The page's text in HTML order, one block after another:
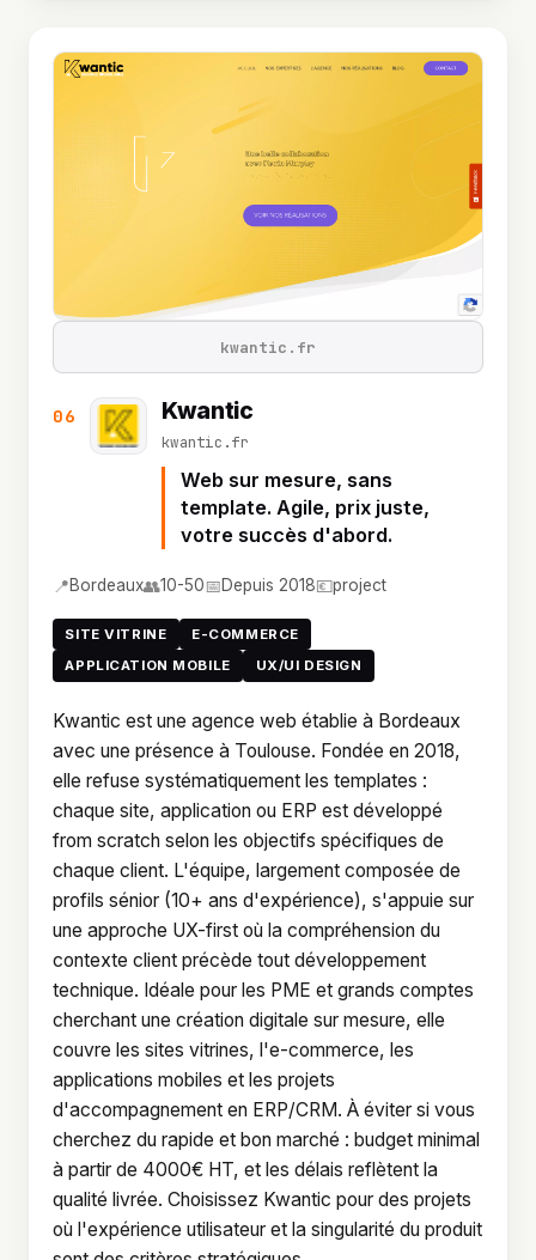
06 Kwantic
kwantic.fr
Web sur mesure, sans
template. Agile, prix juste,
votre succès d'abord.
📍Bordeaux👥10-50📅Depuis 2018💶project
SITE VITRINE
E-COMMERCE
APPLICATION MOBILE
UX/UI DESIGN
Kwantic est une agence web établie à Bordeaux
avec une présence à Toulouse. Fondée en 2018,
elle refuse systématiquement les templates :
chaque site, application ou ERP est développé
from scratch selon les objectifs spécifiques de
chaque client. L'équipe, largement composée de
profils sénior (10+ ans d'expérience), s'appuie sur
une approche UX-first où la compréhension du
contexte client précède tout développement
technique. Idéale pour les PME et grands comptes
cherchant une création digitale sur mesure, elle
couvre les sites vitrines, l'e-commerce, les
applications mobiles et les projets
d'accompagnement en ERP/CRM. À éviter si vous
cherchez du rapide et bon marché : budget minimal
à partir de 4000€ HT, et les délais reflètent la
qualité livrée. Choisissez Kwantic pour des projets
où l'expérience utilisateur et la singularité du produit
kwantic.fr